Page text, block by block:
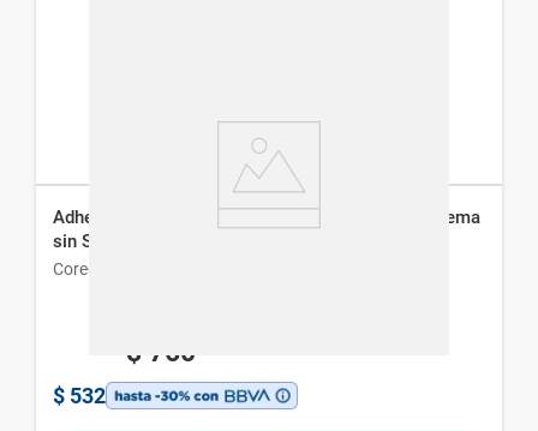
Adhesivo para Prótesis Dentales Ultra Corega Crema
sin Sabor x 70 g
Corega
$ 760
$ 532